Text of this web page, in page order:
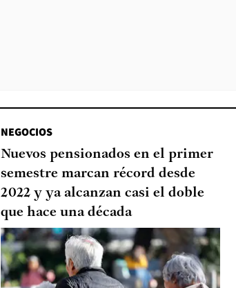
NEGOCIOS
Nuevos pensionados en el primer
semestre marcan récord desde
2022 y ya alcanzan casi el doble
que hace una década